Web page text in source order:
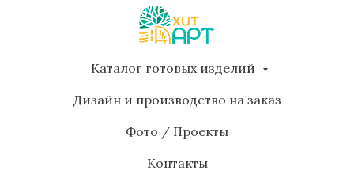
Каталог готовых изделий
Дизайн и производство на заказ
Фото / Проекты
Контакты